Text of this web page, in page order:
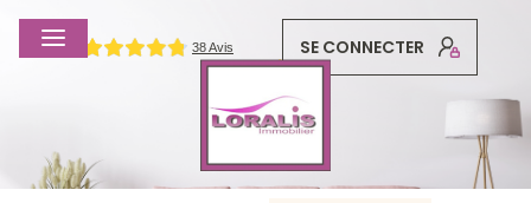
SE CONNECTER
FR